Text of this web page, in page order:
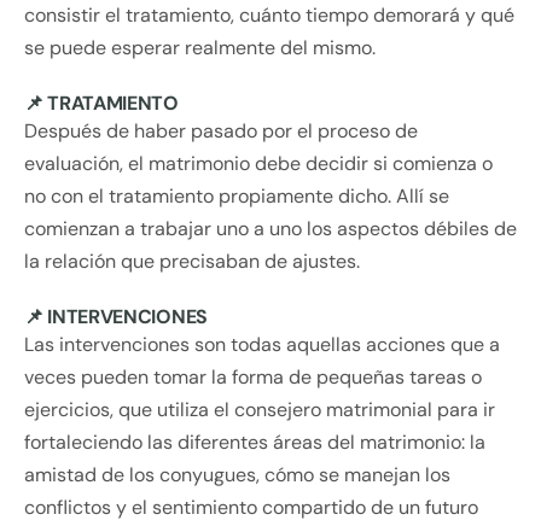
consistir el tratamiento, cuánto tiempo demorará y qué
se puede esperar realmente del mismo.
📌 TRATAMIENTO
Después de haber pasado por el proceso de
evaluación, el matrimonio debe decidir si comienza o
no con el tratamiento propiamente dicho. Allí se
comienzan a trabajar uno a uno los aspectos débiles de
la relación que precisaban de ajustes.
📌 INTERVENCIONES
Las intervenciones son todas aquellas acciones que a
veces pueden tomar la forma de pequeñas tareas o
ejercicios, que utiliza el consejero matrimonial para ir
fortaleciendo las diferentes áreas del matrimonio: la
amistad de los conyugues, cómo se manejan los
conflictos y el sentimiento compartido de un futuro